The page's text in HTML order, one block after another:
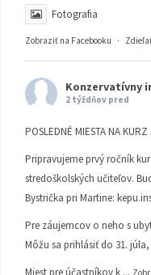
Fotografia
Zobraziť na Facebooku ·
Konzervatívny
2 týždňov pred
POSLEDNÉ MIESTA NA
Pripravujeme prvý ročník
stredoškolských učiteľov.
Bystrička pri Martine:
Pre záujemcov o neho s
Môžu sa prihlásiť do 31.